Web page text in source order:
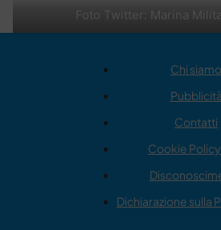
Foto Twitter: Marina
Chi siamo
Pubblicità
Contatti
Cookie Policy
Dichiarazione sulla